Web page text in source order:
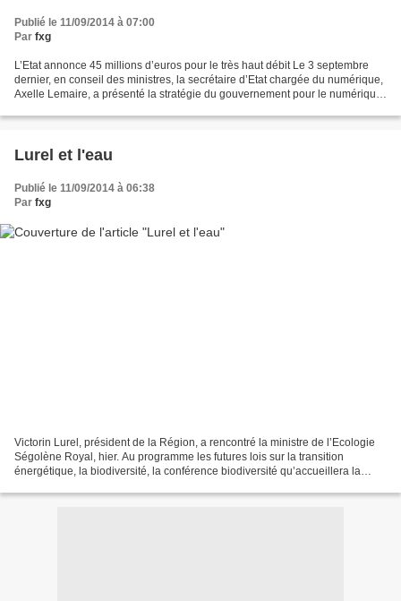
Publié le 11/09/2014 à 07:00
Par fxg
L’Etat annonce 45 millions d’euros pour le très haut débit Le 3 septembre
dernier, en conseil des ministres, la secrétaire d’Etat chargée du numérique,
Axelle Lemaire, a présenté la stratégie du gouvernement pour le numérique
Lurel et l'eau
Publié le 11/09/2014 à 06:38
Par fxg
Victorin Lurel, président de la Région, a rencontré la ministre de l’Ecologie
Ségolène Royal, hier. Au programme les futures lois sur la transition
énergétique, la biodiversité, la conférence biodiversité qu’accueillera la